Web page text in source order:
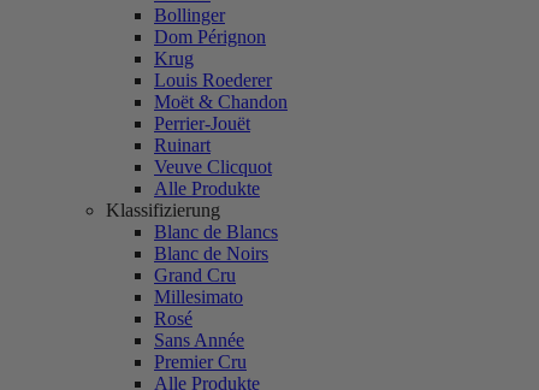
Bollinger
Dom Pérignon
Krug
Louis Roederer
Moët & Chandon
Perrier-Jouët
Ruinart
Veuve Clicquot
Alle Produkte
Klassifizierung
Blanc de Blancs
Blanc de Noirs
Grand Cru
Millesimato
Rosé
Sans Année
Premier Cru
Alle Produkte